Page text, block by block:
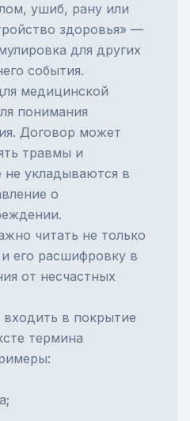
ушиб, рану или
здоровья» —
для других
события.
медицинской
понимания
Договор может
травмы и
не укладываются в
о
читать не только
его расшифровку в
от несчастных
входить в покрытие
термина